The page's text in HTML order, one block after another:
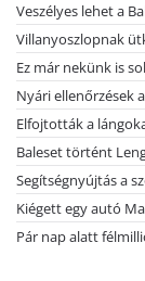
Veszélyes lehet a
Villanyoszlopnak
Ez már nekünk is
Nyári ellenőrzések
Elfojtották a
Baleset történt
Segítségnyújtás a
Kiégett egy autó
Pár nap alatt